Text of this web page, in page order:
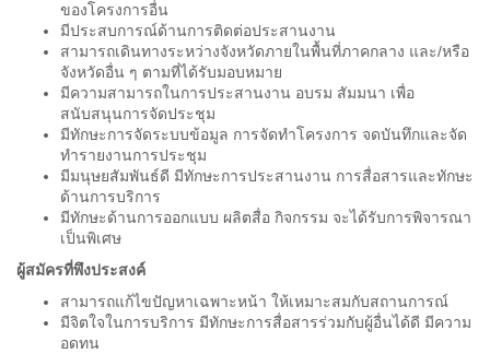
ของโครงการอื่น
มีประสบการณ์ด้านการติดต่อประสานงาน
สามารถเดินทางระหว่างจังหวัดภายในพื้นที่ภาคกลาง และ/หรือ
จังหวัดอื่น ๆ ตามที่ได้รับมอบหมาย
มีความสามารถในการประสานงาน อบรม สัมมนา เพื่อ
สนับสนุนการจัดประชุม
มีทักษะการจัดระบบข้อมูล การจัดทำโครงการ จดบันทึกและจัด
ทำรายงานการประชุม
มีมนุษยสัมพันธ์ดี มีทักษะการประสานงาน การสื่อสารและทักษะ
ด้านการบริการ
มีทักษะด้านการออกแบบ ผลิตสื่อ กิจกรรม จะได้รับการพิจารณา
เป็นพิเศษ
ผู้สมัครที่พึงประสงค์
สามารถแก้ไขปัญหาเฉพาะหน้า ให้เหมาะสมกับสถานการณ์
มีจิตใจในการบริการ มีทักษะการสื่อสารร่วมกับผู้อื่นได้ดี มีความ
อดทน